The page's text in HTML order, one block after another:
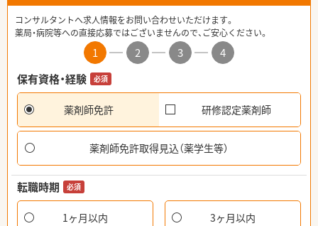
コンサルタントへ求人情報をお問い合わせいただけます。
薬局・病院等への直接応募ではございませんので、ご安心ください。
1 2 3
4
保有資格・経験
必須
薬剤師免許 研修認定薬剤師
薬剤師免許取得見込（薬学生等）
転職時期 必須
1ヶ月以内 3ヶ月以内